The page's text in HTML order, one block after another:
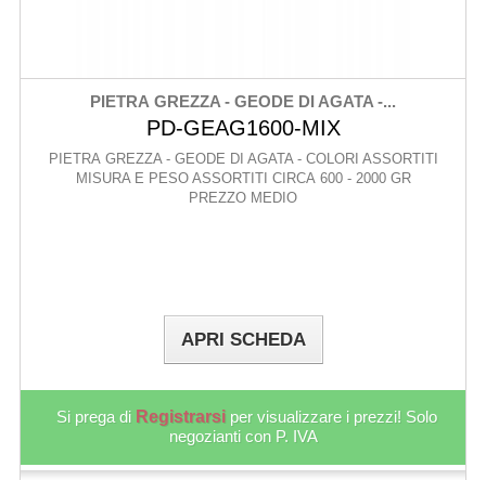
PIETRA GREZZA - GEODE DI AGATA -...
PD-GEAG1600-MIX
PIETRA GREZZA - GEODE DI AGATA - COLORI ASSORTITI
MISURA E PESO ASSORTITI CIRCA 600 - 2000 GR
PREZZO MEDIO
APRI SCHEDA
Si prega di Registrarsi per visualizzare i prezzi! Solo
negozianti con P. IVA